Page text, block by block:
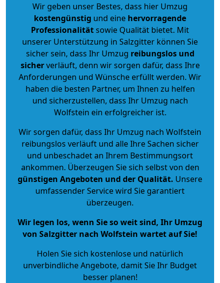
Wir geben unser Bestes, dass hier Umzug
kostengünstig und eine hervorragende
Professionalitätsowie Qualität bietet. Mit
unserer Unterstützung in Salzgitter können Sie
sicher sein, dass Ihr Umzug reibungslos und
sicherverläuft, denn wir sorgen dafür, dass Ihre
Anforderungen und Wünsche erfüllt werden. Wir
haben die besten Partner, um Ihnen zu helfen
und sicherzustellen, dass Ihr Umzug nach
Wolfstein ein erfolgreicher ist.
Wir sorgen dafür, dass Ihr Umzug nach Wolfstein
reibungslos verläuft und alle Ihre Sachen sicher
und unbeschadet an Ihrem Bestimmungsort
ankommen. Überzeugen Sie sich selbst von den
günstigen Angeboten und der Qualität. Unsere
umfassender Service wird Sie garantiert
überzeugen.
Wir legen los, wenn Sie so weit sind, Ihr Umzug
von Salzgitter nach Wolfstein wartet auf Sie!
Holen Sie sich kostenlose und natürlich
unverbindliche Angebote, damit Sie Ihr Budget
besser planen!